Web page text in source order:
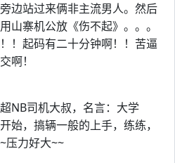
边站过来俩非主流男人。然后
山寨机公放《伤不起》。。。
！起码有二十分钟啊！！苦逼
啊！
NB司机大叔，名言：大学
始，搞辆一般的上手，练练，
压力好大~~